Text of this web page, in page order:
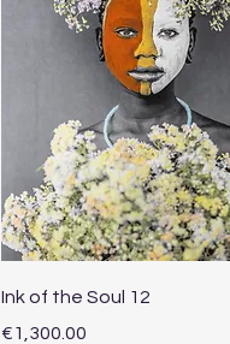
Aperçu rapide
Ink of the Soul 12
Prix
€1,300.00